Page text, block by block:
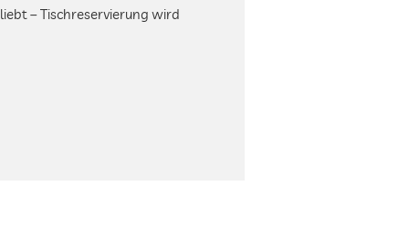
– Tischreservierung wird